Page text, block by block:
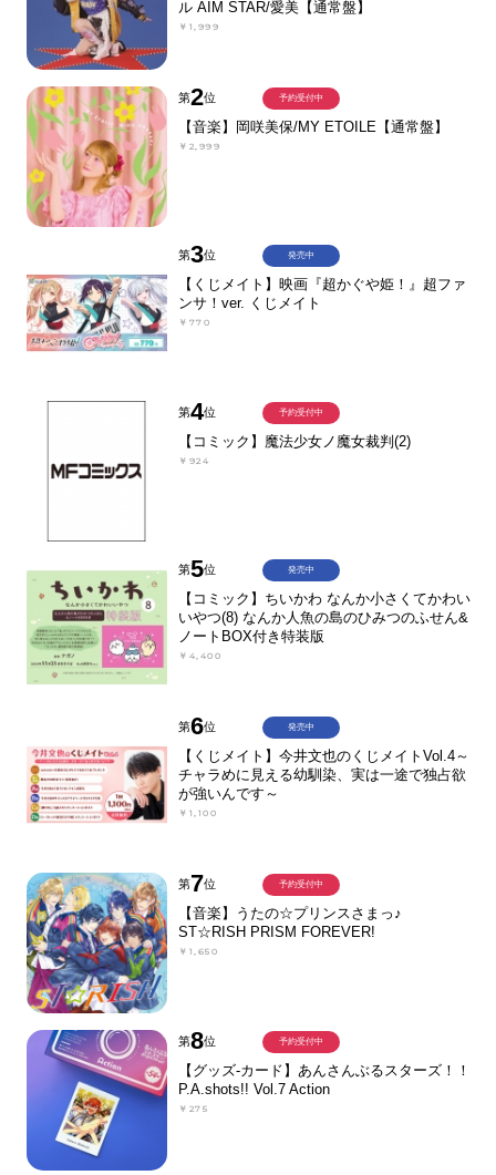
ル AIM STAR/愛美【通常盤】
￥1,999
第2位
【音楽】岡咲美保/MY ETOILE【通常盤】
￥2,999
予約受付中
第3位
【くじメイト】映画『超かぐや姫！』超ファ
ンサ！ver. くじメイト
￥770
発売中
第4位
【コミック】魔法少女ノ魔女裁判(2)
￥924
予約受付中
第5位
【コミック】ちいかわ なんか小さくてかわい
いやつ(8) なんか人魚の島のひみつのふせん&
ノートBOX付き特装版
￥4,400
発売中
第6位
【くじメイト】今井文也のくじメイトVol.4～
チャラめに見える幼馴染、実は一途で独占欲
が強いんです～
￥1,100
発売中
第7位
【音楽】うたの☆プリンスさまっ♪
ST☆RISH PRISM FOREVER!
￥1,650
予約受付中
第8位
【グッズ-カード】あんさんぶるスターズ！！
P.A.shots!! Vol.7 Action
￥275
予約受付中